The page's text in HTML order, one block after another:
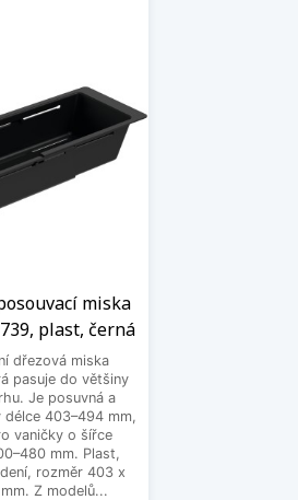
miska
plast, černá
dřezová miska
pasuje do většiny
Je posuvná a
délce 403–494 mm,
vaničky o šířce
mm. Plast,
rozměr 403 x
Z modelů...